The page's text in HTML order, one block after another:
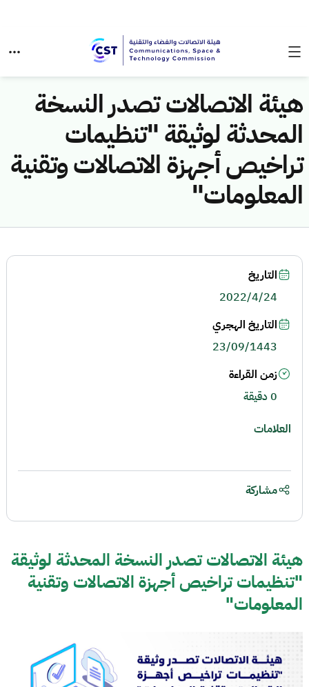
هيئة الاتصالات تصدر النسخة
المحدثة لوثيقة "تنظيمات
تراخيص أجهزة الاتصالات وتقنية
المعلومات"
هيئة الاتصالات تصدر النسخة المحدثة لوثيقة
"تنظيمات تراخيص أجهزة الاتصالات وتقنية
المعلومات"
التاريخ
2022/4/24
التاريخ الهجري
23/09/1443
زمن القراءة
0 دقيقة
العلامات
مشاركة